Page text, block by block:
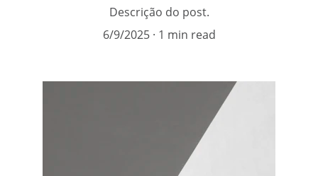
Descrição do post.
6/9/2025
1 min read